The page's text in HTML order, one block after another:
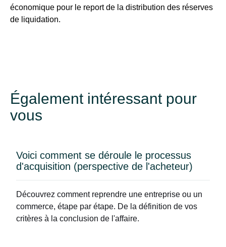
économique pour le report de la distribution des réserves
de liquidation.
Également intéressant pour
vous
​Voici comment se déroule le processus
d'acquisition (perspective de l'acheteur)
Découvrez comment reprendre une entreprise ou un
commerce, étape par étape. De la définition de vos
critères à la conclusion de l'affaire.